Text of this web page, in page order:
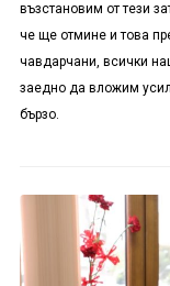
възстановим от тези
че ще отмине и това
чавдарчани, всички
заедно да вложим
бързо.